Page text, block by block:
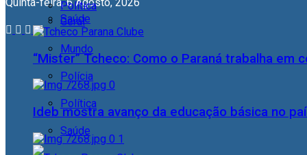
Geral
Mundo
Polícia
Política
Saúde
Política
Saúde
“Mister” Tcheco: Como o Paraná trabalha
Ideb mostra avanço da educação básica no